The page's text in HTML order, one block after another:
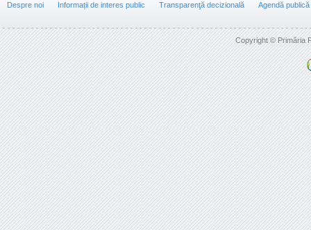
Despre noi Informații de interes public Transparenţă decizională Agendă publică
Copyright © Primăria